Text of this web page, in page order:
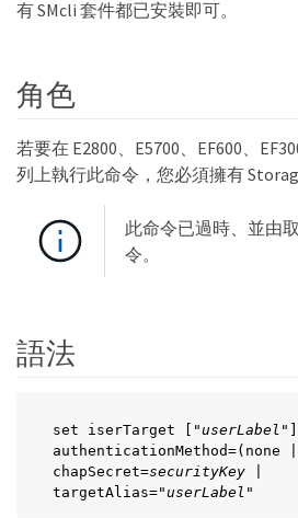
有 SMcli 套件都已安裝即可。
角色
若要在 E2800、E5700、EF600、
列上執行此命令，您必須擁有
此命令已過時、並由
令。
語法
set iserTarget ["userLabel "]
authenticationMethod=(none
chapSecret=securityKey
targetAlias="userLabel "